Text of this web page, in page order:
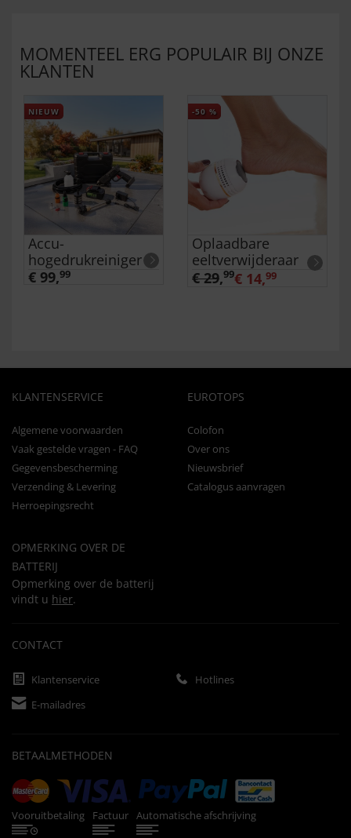
MOMENTEEL ERG POPULAIR BIJ ONZE
KLANTEN
NIEUW
Accu-
hogedrukreiniger
€ 99,99
-50 %
Oplaadbare
eeltverwijderaar
€ 29,99€ 14,99
KLANTENSERVICE
Algemene voorwaarden
Vaak gestelde vragen - FAQ
Gegevensbescherming
Verzending & Levering
Herroepingsrecht
OPMERKING OVER DE
BATTERIJ
Opmerking over de batterij
vindt u hier.
EUROTOPS
Colofon
Over ons
Nieuwsbrief
Catalogus aanvragen
CONTACT
Klantenservice
Hotlines
E-mailadres
BETAALMETHODEN
Vooruitbetaling Factuur Automatische afschrijving